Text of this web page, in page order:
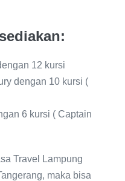
12 kursi
dengan 10 kursi (
6 kursi ( Captain
Travel Lampung
maka bisa